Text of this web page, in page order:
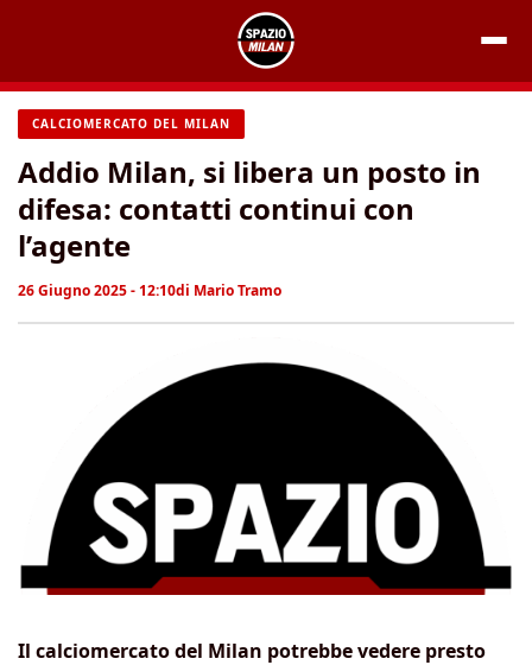
contenuto
CALCIOMERCATO DEL MILAN
Addio Milan, si libera un posto in
difesa: contatti continui con
l’agente
26 Giugno 2025 - 12:10di Mario Tramo
Il calciomercato del Milan potrebbe vedere presto